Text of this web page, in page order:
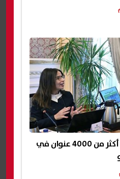
تجربة قراءة متكاملة.. أكثر من 4000 عنوان في